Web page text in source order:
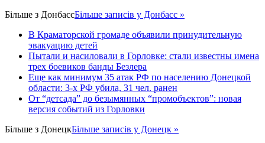
Більше з ДонбассБільше записів у Донбасс »
В Краматорской громаде объявили принудительную
эвакуацию детей
Пытали и насиловали в Горловке: стали известны имена
трех боевиков банды Безлера
Еще как минимум 35 атак РФ по населению Донецкой
области: 3-х РФ убила, 31 чел. ранен
От “детсада” до безымянных “промобъектов”: новая
версия событий из Горловки
Більше з ДонецкБільше записів у Донецк »